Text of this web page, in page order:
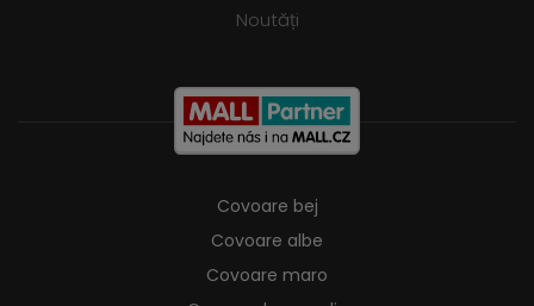
Noutăți
Covoare bej
Covoare albe
Covoare maro